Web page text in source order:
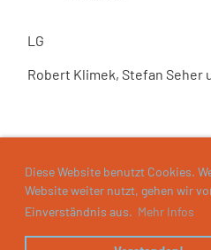
Diese Website benutzt Cookies.
Website weiter nutzt, gehen wir
Einverständnis aus. Mehr Infos
LG
Robert Klimek, Stefan Seher